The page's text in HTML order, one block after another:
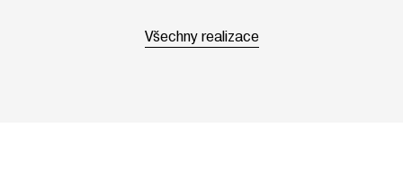
Všechny realizace